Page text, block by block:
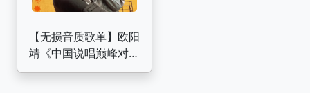
【无损音质歌单】欧阳
靖《中国说唱巅峰对决
2023》竞演曲目合集